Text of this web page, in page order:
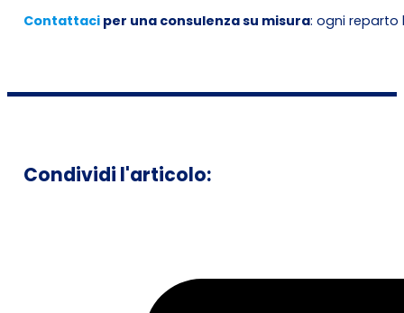
Contattaciper una consulenza su misura: ogni reparto
Condividi l'articolo: